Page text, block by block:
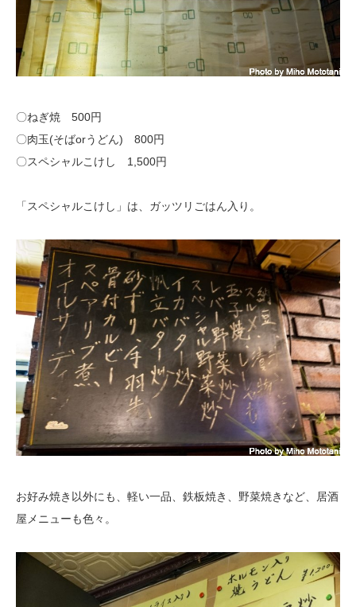
〇ねぎ焼 500円
〇肉玉(そばorうどん) 800円
〇スペシャルこけし 1,500円
「スペシャルこけし」は、ガッツリごはん入り。
お好み焼き以外にも、軽い一品、鉄板焼き、野菜焼きなど、居酒
屋メニューも色々。